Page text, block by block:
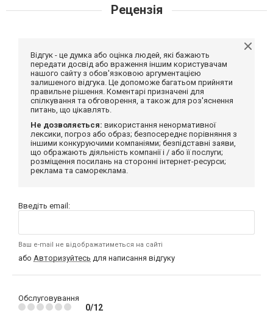
Рецензія
Відгук - це думка або оцінка людей, які бажають
передати досвід або враження іншим користувачам
нашого сайту з обов'язковою аргументацією
залишеного відгука. Це допоможе багатьом прийняти
правильне рішення. Коментарі призначені для
спілкування та обговорення, а також для роз'яснення
питань, що цікавлять.
Не дозволяється: використання ненормативної
лексики, погроз або образ; безпосереднє порівняння з
іншими конкуруючими компаніями; безпідставні заяви,
що ображають діяльність компанії і / або її послуги;
розміщення посилань на сторонні інтернет-ресурси;
реклама та самореклама.
Введіть email:
Ваш e-mail не відображатиметься на сайті
або Авторизуйтесь для написання відгуку
Обслуговування
0/12